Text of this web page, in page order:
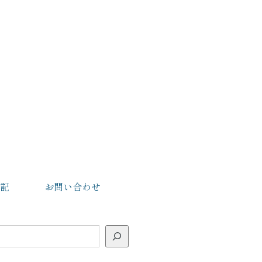
お問い合わせ